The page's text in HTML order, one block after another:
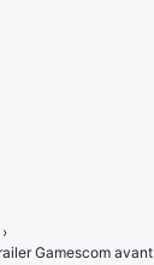
›
Gamescom